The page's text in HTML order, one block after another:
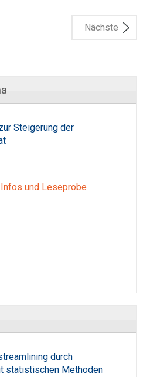
Nächste
Steigerung der
Infos und Leseprobe
durch
statistischen Methoden